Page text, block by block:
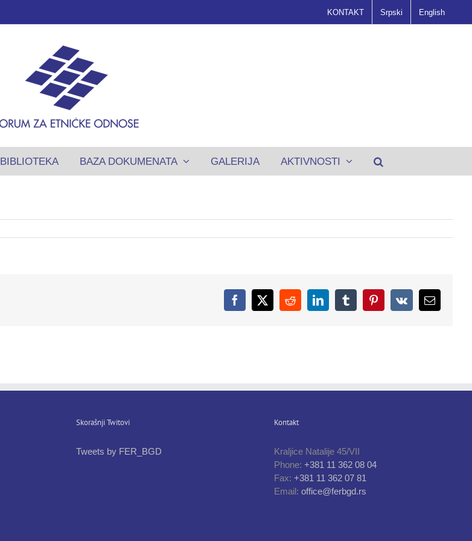
KONTAKT Srpski English
BIBLIOTEKA BAZA DOKUMENATA GALERIJA AKTIVNOSTI
Facebook
X RedditLinkedInTumblrPinterest
Vk Email
Skorašnji Twitovi
Tweets by FER_BGD
Kontakt
Kraljice Natalije 45/VII
Phone: +381 11 362 08 04
Fax: +381 11 362 07 81
Email: office@ferbgd.rs